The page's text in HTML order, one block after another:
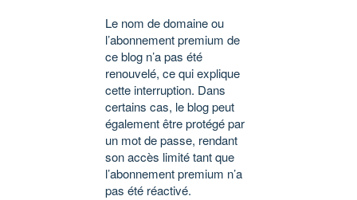
Le nom de domaine ou
l’abonnement premium de
ce blog n’a pas été
renouvelé, ce qui explique
cette interruption. Dans
certains cas, le blog peut
également être protégé par
un mot de passe, rendant
son accès limité tant que
l’abonnement premium n’a
pas été réactivé.